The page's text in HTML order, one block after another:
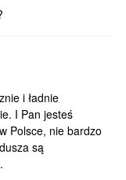
i ładnie
I Pan jesteś
Polsce, nie bardzo
są